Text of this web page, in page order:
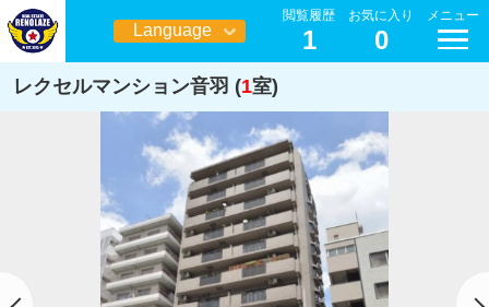
Language
日本語
閲覧履歴
1
お気に入り
0
メニュー
レクセルマンション音羽 (1室)